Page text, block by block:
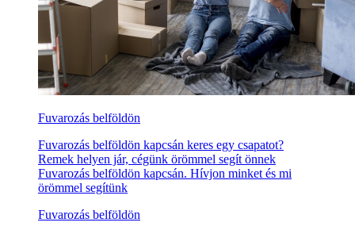
Fuvarozás belföldön
Fuvarozás belföldön kapcsán keres egy csapatot?
Remek helyen jár, cégünk örömmel segít önnek
Fuvarozás belföldön kapcsán. Hívjon minket és mi
örömmel segítünk
Fuvarozás belföldön